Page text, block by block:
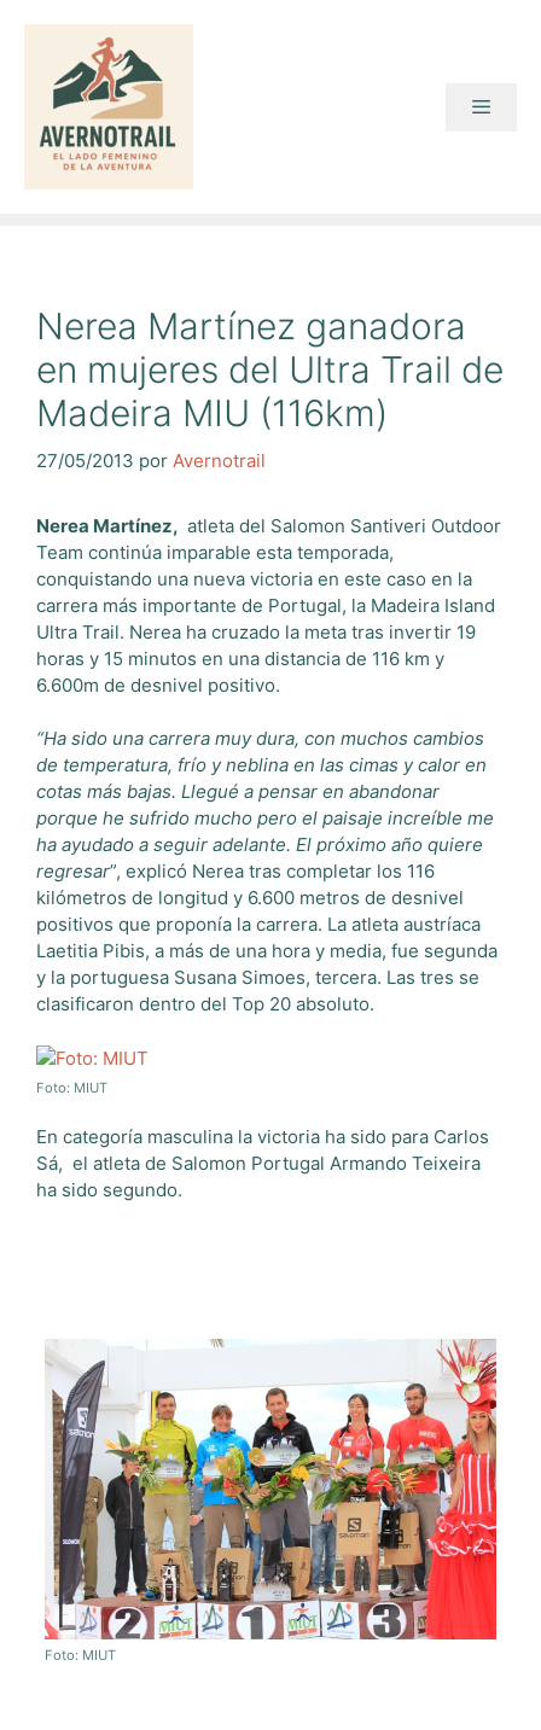
contenido
Nerea Martínez ganadora
en mujeres del Ultra Trail de
Madeira MIU (116km)
27/05/2013 por Avernotrail
Nerea Martínez, atleta del Salomon Santiveri Outdoor
Team continúa imparable esta temporada,
conquistando una nueva victoria en este caso en la
carrera más importante de Portugal, la Madeira Island
Ultra Trail. Nerea ha cruzado la meta tras invertir 19
horas y 15 minutos en una distancia de 116 km y
6.600m de desnivel positivo.
“Ha sido una carrera muy dura, con muchos cambios
de temperatura, frío y neblina en las cimas y calor en
cotas más bajas. Llegué a pensar en abandonar
porque he sufrido mucho pero el paisaje increíble me
ha ayudado a seguir adelante. El próximo año quiere
regresar”, explicó Nerea tras completar los 116
kilómetros de longitud y 6.600 metros de desnivel
positivos que proponía la carrera. La atleta austríaca
Laetitia Pibis, a más de una hora y media, fue segunda
y la portuguesa Susana Simoes, tercera. Las tres se
clasificaron dentro del Top 20 absoluto.
Foto: MIUT
En categoría masculina la victoria ha sido para Carlos
Sá, el atleta de Salomon Portugal Armando Teixeira
ha sido segundo.
Foto: MIUT